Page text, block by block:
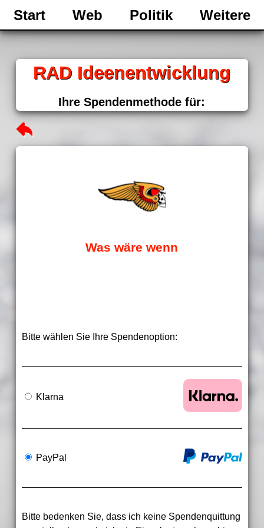
Start Web Politik Weitere
RAD Ideenentwicklung
Ihre Spendenmethode für:
Was wäre wenn
Bitte wählen Sie Ihre Spendenoption:
Klarna
PayPal
Bitte bedenken Sie, dass ich keine Spendenquittung